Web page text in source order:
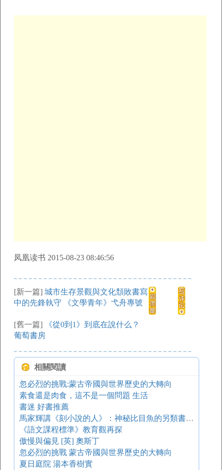
凤凰读书 2015-08-23 08:46:56
[新一篇] 城市生存景觀與文化頹敗書寫
中的先鋒執守 《文學青年》弋舟專號
[舊一篇]
《從0到1》到底在說什么？
葡萄書房
相關閱讀
忽必烈的挑戰:蒙古帝國與世界歷史的大轉向
素食還是肉食，這不是一個問題 生活
書迷 好書推薦
馬家輝講《刻小說的人》：神秘比目魚的另類書評 開卷八分鐘
《語文課程標準》教育觀再探
傲慢與偏見 [英] 奧斯丁
忽必烈的挑戰 蒙古帝國與世界歷史的大轉向
夏日庭院 湯本香樹實